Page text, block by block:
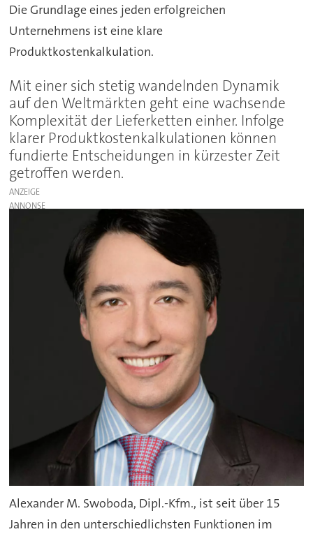
Die Grundlage eines jeden erfolgreichen
Unternehmens ist eine klare
Produktkostenkalkulation.
Mit einer sich stetig wandelnden Dynamik
auf den Weltmärkten geht eine wachsende
Komplexität der Lieferketten einher. Infolge
klarer Produktkostenkalkulationen können
fundierte Entscheidungen in kürzester Zeit
getroffen werden.
ANZEIGE
Alexander M. Swoboda, Dipl.-Kfm., ist seit über 15
Jahren in den unterschiedlichsten Funktionen im